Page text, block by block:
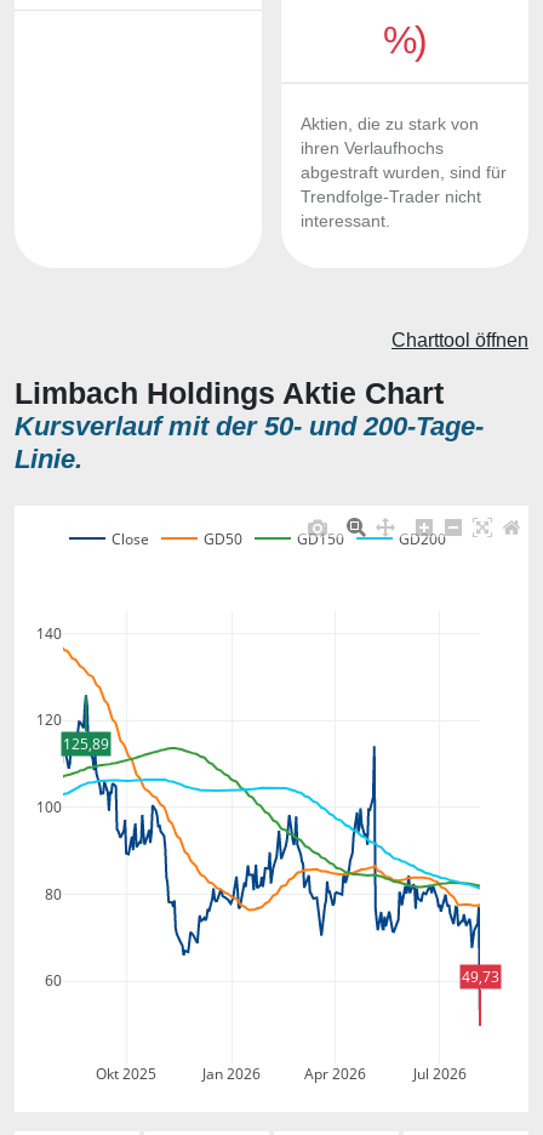
%)
Aktien, die zu stark von
ihren Verlaufhochs
abgestraft wurden, sind für
Trendfolge-Trader nicht
interessant.
Limbach Holdings Aktie Chart
Kursverlauf mit der 50- und 200-Tage-
Linie.
Charttool öffnen
Okt 2025 Jan 2026 Apr 2026 Jul 2026
60
80
100
120
140
Close GD50 GD150 GD200
125,89
49,73